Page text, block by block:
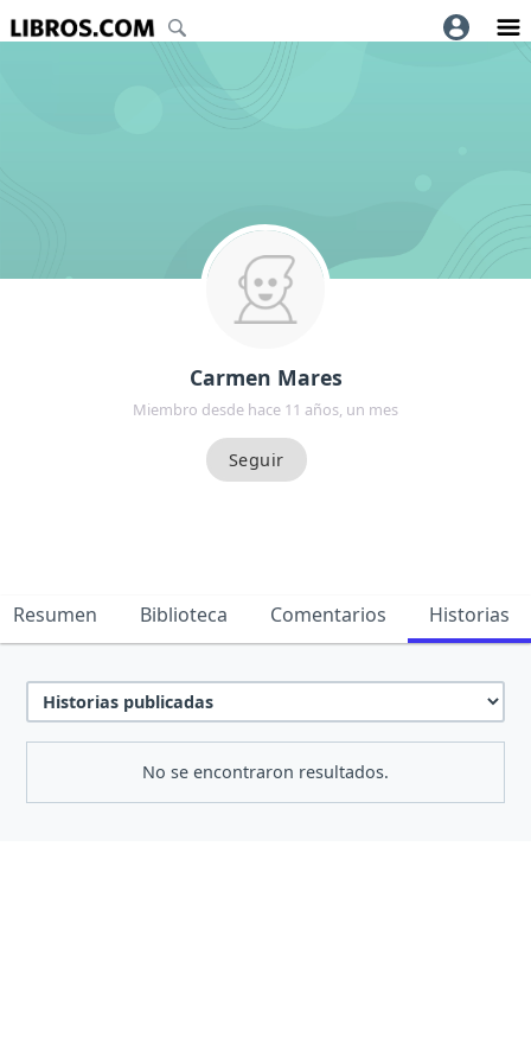
Carmen Mares
Miembro desde hace 11 años, un mes
Resumen Biblioteca Comentarios Historias
No se encontraron resultados.